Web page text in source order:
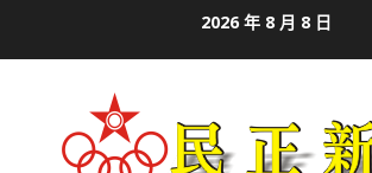
2026 年 8 月 8 日